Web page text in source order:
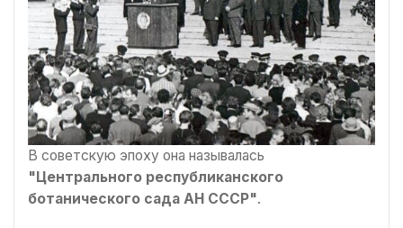
В советскую эпоху она называлась
"Центрального республиканского
ботанического сада АН СССР".